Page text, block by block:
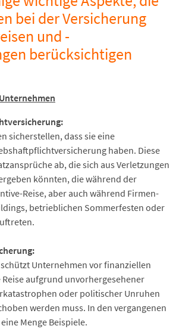
bei der Versicherung
und -
berücksichtigen
sicherstellen, dass sie eine
haben. Diese
ab, die sich aus Verletzungen
könnten, die während der
Reise, aber auch während Firmen-
betrieblichen Sommerfesten oder
Unternehmen vor finanziellen
aufgrund unvorhergesehener
oder politischer Unruhen
werden muss. In den vergangenen
Menge Beispiele.